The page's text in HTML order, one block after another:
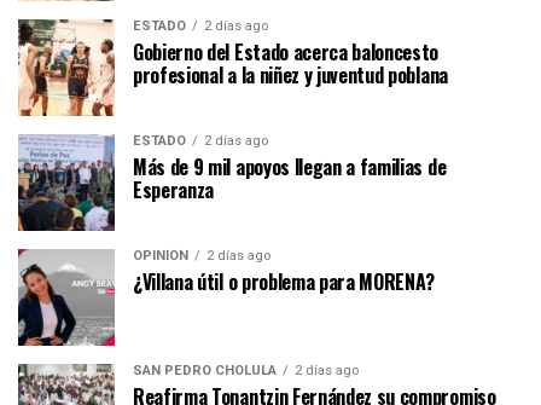
ESTADO 2 días ago
Gobierno del Estado acerca baloncesto
profesional a la niñez y juventud poblana
ESTADO 2 días ago
Más de 9 mil apoyos llegan a familias de
Esperanza
OPINIÓN 2 días ago
¿Villana útil o problema para MORENA?
SAN PEDRO CHOLULA 2 días ago
Reafirma Tonantzin Fernández su compromiso